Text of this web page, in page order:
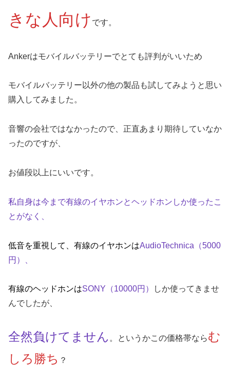
きな人向け です。
Ankerはモバイルバッテリーでとても評判がいいため
モバイルバッテリー以外の他の製品も試してみようと思い
購入してみました。
音響の会社ではなかったので、正直あまり期待していなか
ったのですが、
お値段以上にいいです。
私自身は今まで有線のイヤホンとヘッドホンしか使ったこ
とがなく、
低音を重視して、有線のイヤホンはAudioTechnica（5000
円）、
有線のヘッドホンはSONY（10000円）
しか使ってきませ
んでしたが、
全然負けてません 。というかこの価格帯ならむ
しろ勝ち ？